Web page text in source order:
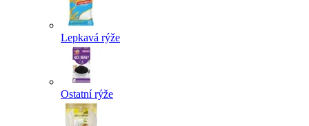
Lepkavá rýže
Ostatní rýže